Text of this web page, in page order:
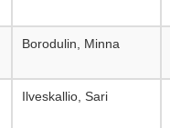
Borodulin, Minna
Ilveskallio, Sari